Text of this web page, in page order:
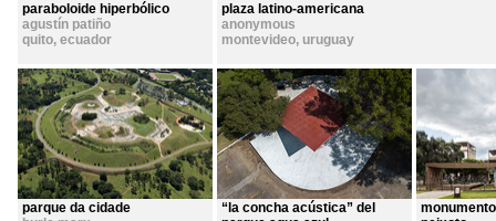
plaza latino-americana
anonymous
montevideo, uruguay
paraboloide hiperbólico
agustín patiño
quito, ecuador
parque da cidade
“la concha acústica” del